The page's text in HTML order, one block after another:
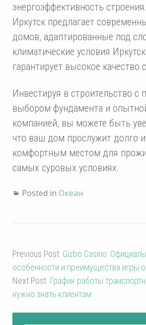
энергоэффективность
Иркутск предлагает
домов, адаптированные под
климатические условия
гарантирует высокое качество
Инвестируя в строительство с
выбором фундамента и
компанией, вы можете быть
что ваш дом прослужит долго и
комфортным местом для
самых суровых условиях.
Posted in Океан
Previous Post: Gizbo Casino:
особенности и преимущества игры
Next Post: График работы
нужно знать клиентам